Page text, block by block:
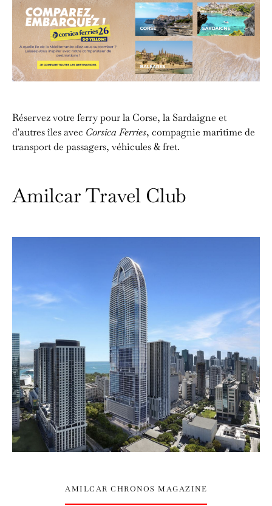
Réservez votre ferry pour la Corse, la Sardaigne et
d'autres îles avec Corsica Ferries, compagnie maritime de
transport de passagers, véhicules & fret.
Amilcar Travel Club
AMILCAR CHRONOS MAGAZINE